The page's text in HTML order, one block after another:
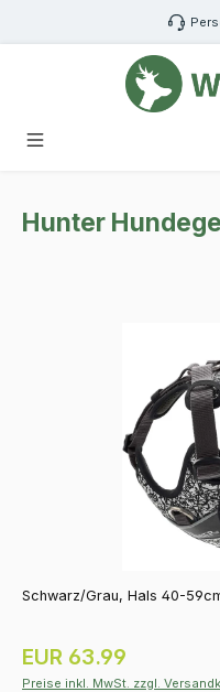
Zum Hauptinhalt springen
Hunter
Schwarz/Grau, Hals 40-
Regulärer Preis:
EUR 63.99
Preise inkl. MwSt. zzgl.